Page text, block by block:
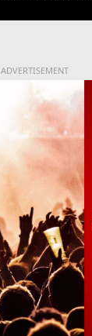
ADVERTISEMENT